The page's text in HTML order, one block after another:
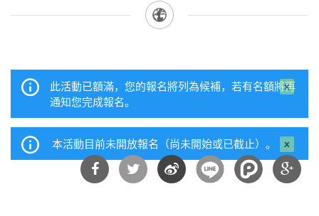
close
此活動已額滿，您的報名將列為候補，若有名額將再
通知您完成報名。
本活動目前未開放報名（尚未開始或已截止）。